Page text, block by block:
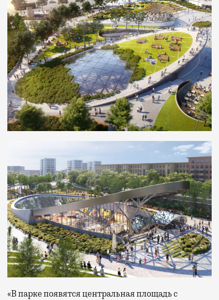
«В парке появятся центральная площадь с